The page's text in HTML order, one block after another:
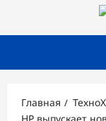
Главная